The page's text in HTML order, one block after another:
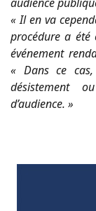
« Il en va
procédure a été
événement
« Dans ce
désistement
d’audience. »